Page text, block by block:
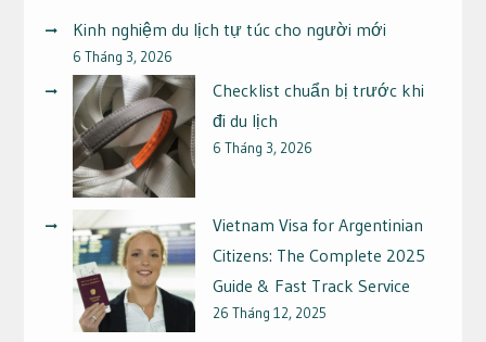
Kinh nghiệm du lịch tự túc cho người mới
6 Tháng 3, 2026
Checklist chuẩn bị trước khi
đi du lịch
6 Tháng 3, 2026
Vietnam Visa for Argentinian
Citizens: The Complete 2025
Guide & Fast Track Service
26 Tháng 12, 2025